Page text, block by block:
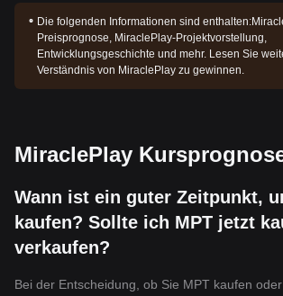
Die folgenden Informationen sind enthalten:
Preisprognose, MiraclePlay-Projektvorstellung,
Entwicklungsgeschichte und mehr. Lesen Sie
Verständnis von MiraclePlay zu gewinnen.
MiraclePlay
Wann ist ein guter Zeitpunkt,
kaufen? Sollte ich MPT jetzt
verkaufen?
Bei der Entscheidung, ob Sie MPT kaufen